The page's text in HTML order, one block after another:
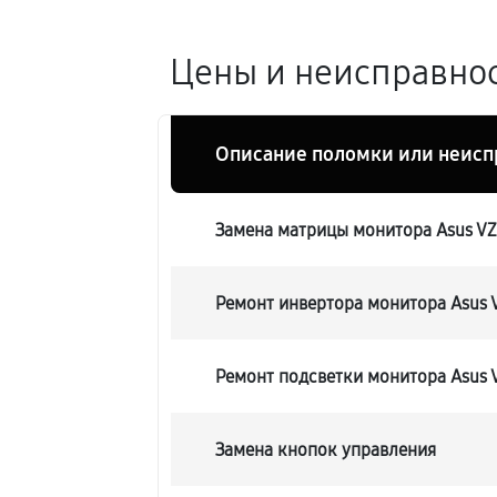
Цены и
Описание поломки или
Замена матрицы монитора Asus
Ремонт инвертора монитора Asus
Ремонт подсветки монитора Asus
Замена кнопок управления